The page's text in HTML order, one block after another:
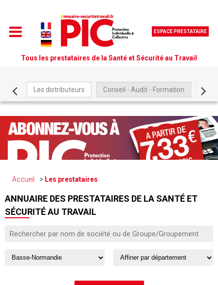
ESPACE PRESTATAIRE
Tous les prestataires de la Santé et Sécurité au Travail
Les distributeurs Conseil - Audit - Formation Être
Accueil Les prestataires
ANNUAIRE DES PRESTATAIRES DE LA SANTÉ ET
SÉCURITÉ AU TRAVAIL